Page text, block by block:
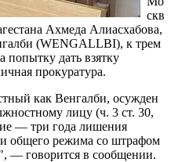
скв
Ахмеда Алиасхабова,
(WENGALLBI), к трем
попытку дать взятку
прокуратура.
как Венгалби, осужден
лицу (ч. 3 ст. 30,
— три года лишения
общего режима со штрафом
— говорится в сообщении.